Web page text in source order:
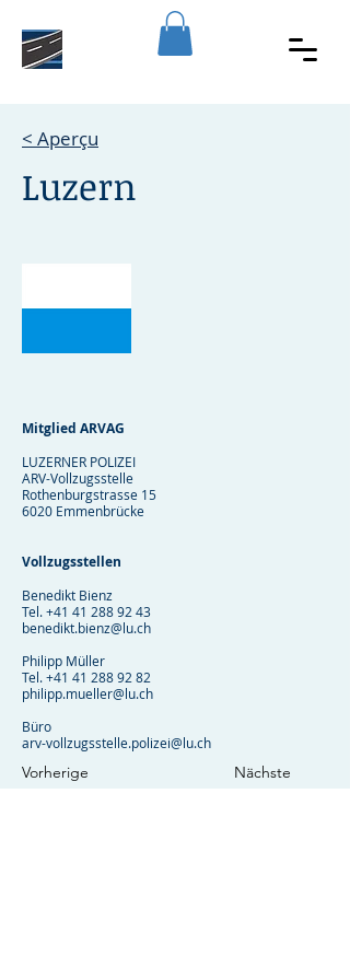
< Aperçu
Luzern
Mitglied ARVAG
LUZERNER POLIZEI
ARV-Vollzugsstelle
Rothenburgstrasse 15
6020 Emmenbrücke
Vollzugsstellen
Benedikt Bienz
Tel. +41 41 288 92 43
benedikt.bienz@lu.ch
Philipp Müller
Tel. +41 41 288 92 82
philipp.mueller@lu.ch
Büro
arv-vollzugsstelle.polizei@lu.ch
Vorherige Nächste